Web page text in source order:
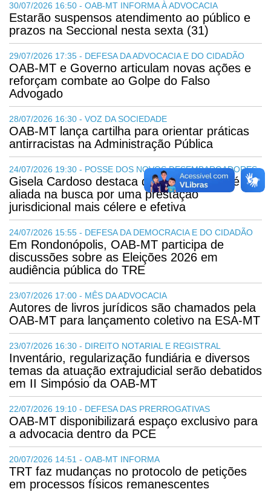
30/07/2026 16:50 - OAB-MT INFORMA À ADVOCACIA
Estarão suspensos atendimento ao público e
prazos na Seccional nesta sexta (31)
29/07/2026 17:35 - DEFESA DA ADVOCACIA E DO CIDADÃO
OAB-MT e Governo articulam novas ações e
reforçam combate ao Golpe do Falso
Advogado
28/07/2026 16:30 - VOZ DA SOCIEDADE
OAB-MT lança cartilha para orientar práticas
antirracistas na Administração Pública
24/07/2026 19:30 - POSSE DOS NOVOS DESEMBARGADORES
Gisela Cardoso destaca que a advocacia é
aliada na busca por uma prestação
jurisdicional mais célere e efetiva
24/07/2026 15:55 - DEFESA DA DEMOCRACIA E DO CIDADÃO
Em Rondonópolis, OAB-MT participa de
discussões sobre as Eleições 2026 em
audiência pública do TRE
23/07/2026 17:00 - MÊS DA ADVOCACIA
Autores de livros jurídicos são chamados pela
OAB-MT para lançamento coletivo na ESA-MT
23/07/2026 16:30 - DIREITO NOTARIAL E REGISTRAL
Inventário, regularização fundiária e diversos
temas da atuação extrajudicial serão debatidos
em II Simpósio da OAB-MT
22/07/2026 19:10 - DEFESA DAS PRERROGATIVAS
OAB-MT disponibilizará espaço exclusivo para
a advocacia dentro da PCE
20/07/2026 14:51 - OAB-MT INFORMA
TRT faz mudanças no protocolo de petições
em processos físicos remanescentes